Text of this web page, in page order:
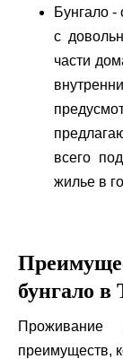
Бунгало
с
части
всего
жилье в
бунгало в
преимуществ,